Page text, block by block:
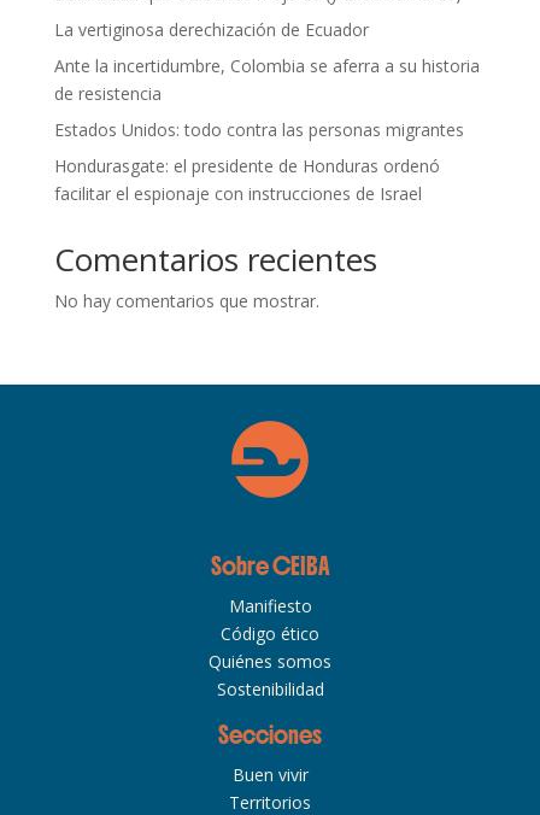
La vertiginosa derechización de Ecuador
Ante la incertidumbre, Colombia se aferra a su historia
de resistencia
Estados Unidos: todo contra las personas migrantes
Hondurasgate: el presidente de Honduras ordenó
facilitar el espionaje con instrucciones de Israel
Comentarios recientes
No hay comentarios que mostrar.
Sobre CEIBA
Manifiesto
Código ético
Quiénes somos
Sostenibilidad
Secciones
Buen vivir
Territorios